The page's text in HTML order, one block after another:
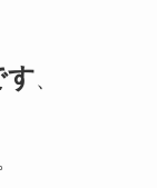
す、